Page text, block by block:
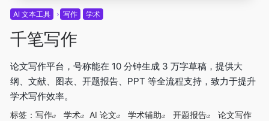
AI 文本工具 写作 学术
千笔写作
论文写作平台，号称能在 10 分钟生成 3 万字草稿，提供大
纲、文献、图表、开题报告、PPT 等全流程支持，致力于提升
学术写作效率。
标签： 写作 学术 AI 论文 学术辅助 开题报告
论文写作